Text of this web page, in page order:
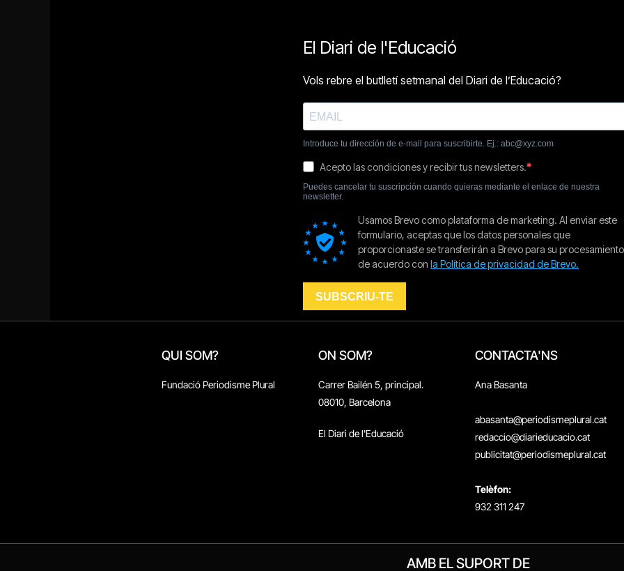
QUI SOM?
Fundació Periodisme Plural
ON SOM?
Carrer Bailén 5, principal.
08010, Barcelona
El Diari de l'Educació
CONTACTA'NS
Ana Basanta
abasanta@periodismeplural.cat
redaccio@diarieducacio.cat
publicitat@periodismeplural.cat
Telèfon:
932 311 247
AMB EL SUPORT DE